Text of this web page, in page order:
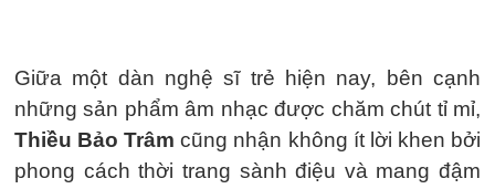
Giữa một dàn nghệ sĩ trẻ hiện nay, bên cạnh
những sản phẩm âm nhạc được chăm chút tỉ mỉ,
Thiều Bảo Trâm cũng nhận không ít lời khen bởi
phong cách thời trang sành điệu và mang đậm